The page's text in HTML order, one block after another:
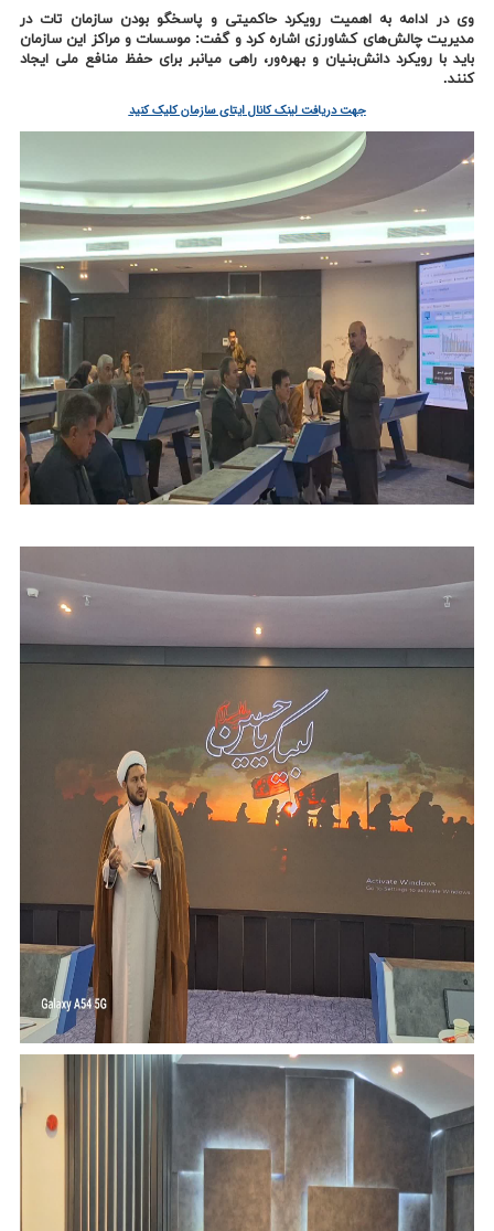
وی در ادامه به اهمیت رویکرد حاکمیتی و پاسخگو بودن سازمان تات در
مدیریت چالش‌های کشاورزی اشاره کرد و گفت: موسسات و مراکز این سازمان
باید با رویکرد دانش‌بنیان و بهره‌ور، راهی میانبر برای حفظ منافع ملی ایجاد
کنند.
جهت دریافت لینک کانال ایتای سازمان کلیک کنید